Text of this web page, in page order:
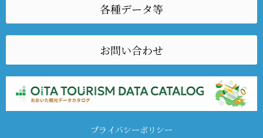
各種データ等
お問い合わせ
プライバシーポリシー